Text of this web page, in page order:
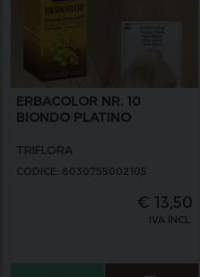
ERBACOLOR NR. 10
BIONDO PLATINO
TRIFLORA
CODICE: 8030755002105
€ 13,50
IVA INCL.